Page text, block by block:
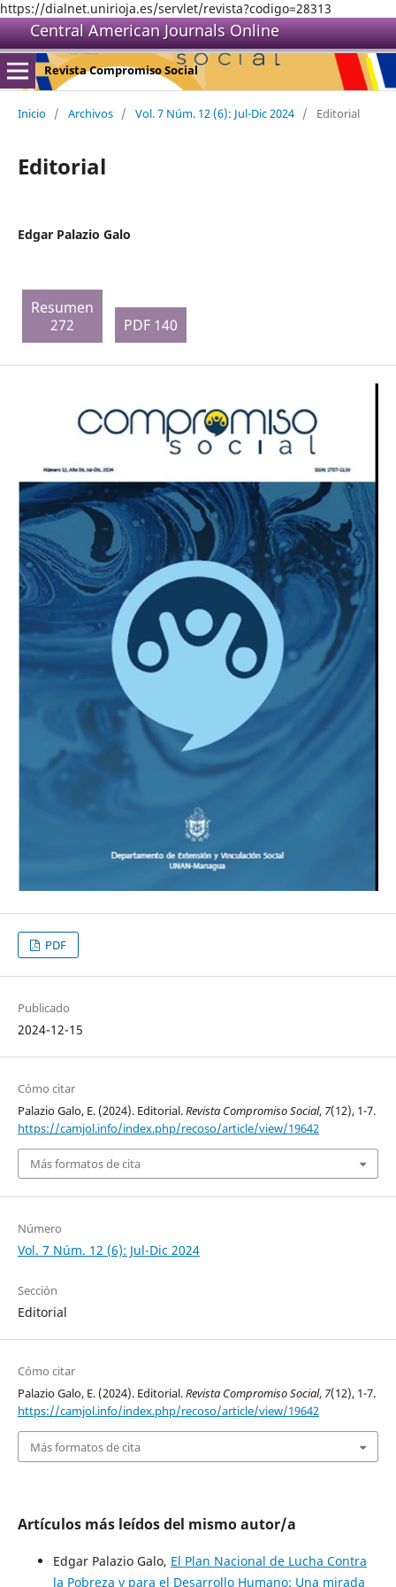
https://dialnet.unirioja.es/servlet/revista?codigo=28313
Central American Journals Online
Revista Compromiso Social
Inicio / Archivos / Vol. 7 Núm. 12 (6): Jul-Dic 2024 / Editorial
Editorial
Edgar Palazio Galo
Resumen
272
PDF 140
PDF
Publicado
2024-12-15
Cómo citar
Palazio Galo, E. (2024). Editorial.Revista Compromiso Social, 7(12), 1-7.
https://camjol.info/index.php/recoso/article/view/19642
Más formatos de cita
Número
Vol. 7 Núm. 12 (6): Jul-Dic 2024
Sección
Editorial
Cómo citar
Palazio Galo, E. (2024). Editorial.Revista Compromiso Social, 7(12), 1-7.
https://camjol.info/index.php/recoso/article/view/19642
Más formatos de cita
Artículos más leídos del mismo autor/a
Edgar Palazio Galo, El Plan Nacional de Lucha Contra
la Pobreza y para el Desarrollo Humano: Una mirada